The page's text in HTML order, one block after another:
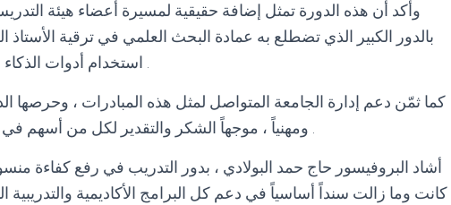
وأكد أن هذه الدورة تمثل إضافة حقيقية لمسيرة أعضاء هيئة
بالدور الكبير الذي تضطلع به عمادة البحث العلمي في ترقية
كما ثمّن دعم إدارة الجامعة المتواصل لمثل هذه المبادرات ، وحرصها
أشاد البروفيسور حاج حمد البولادي ، بدور التدريب في رفع كفاءة
كانت وما زالت سنداً أساسياً في دعم كل البرامج الأكاديمية